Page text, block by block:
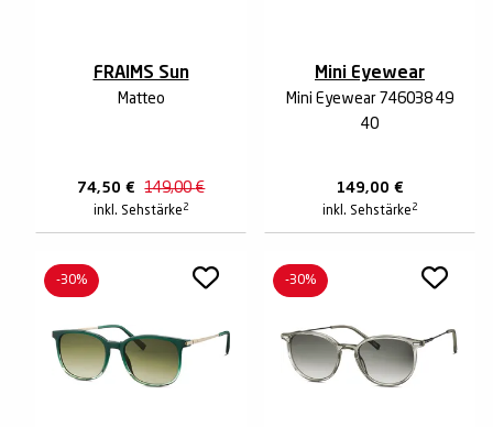
FRAIMS Sun
Matteo
74,50 € 149,00€
inkl. Sehstärke 2
Mini Eyewear
Mini Eyewear 746038 49
40
149,00 €
inkl. Sehstärke 2
-30% -30%